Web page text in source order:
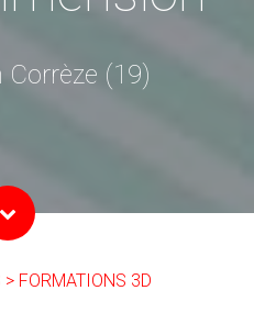
Corrèze (19)
> FORMATIONS 3D